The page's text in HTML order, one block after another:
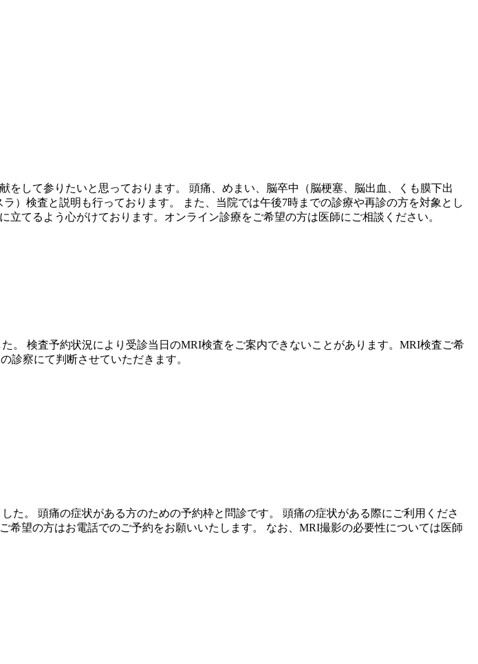
して参りたいと思っております。 頭痛、めまい、脳卒中（脳梗塞、脳出血、くも膜下出
）検査と説明も行っております。 また、当院では午後7時までの診療や再診の方を対象とし
てるよう心がけております。オンライン診療をご希望の方は医師にご相談ください。
。 検査予約状況により受診当日のMRI検査をご案内できないことがあります。MRI検査ご希
診察にて判断させていただきます。
。 頭痛の症状がある方のための予約枠と問診です。 頭痛の症状がある際にご利用くださ
望の方はお電話でのご予約をお願いいたします。 なお、MRI撮影の必要性については医師